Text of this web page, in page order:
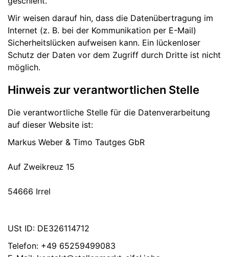
Wir weisen darauf hin, dass die Datenübertragung im
Internet (z. B. bei der Kommunikation per E-Mail)
Sicherheitslücken aufweisen kann. Ein lückenloser
Schutz der Daten vor dem Zugriff durch Dritte ist nicht
möglich.
Hinweis zur verantwortlichen Stelle
Die verantwortliche Stelle für die Datenverarbeitung
auf dieser Website ist:
Markus Weber & Timo Tautges GbR
Auf Zweikreuz 15
54666 Irrel
USt ID: DE326114712
Telefon: +49 65259499083